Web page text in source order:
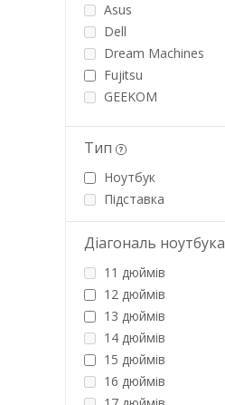
Asus
Dell
Dream Machines
Fujitsu
GEEKOM
HP
Microsoft
MSI
ONERUGGED
Pixus
Thunderobot
Vinga
Тип
Ноутбук
Підставка
Діагональ ноутбука
11 дюймів
12 дюймів
13 дюймів
14 дюймів
15 дюймів
16 дюймів